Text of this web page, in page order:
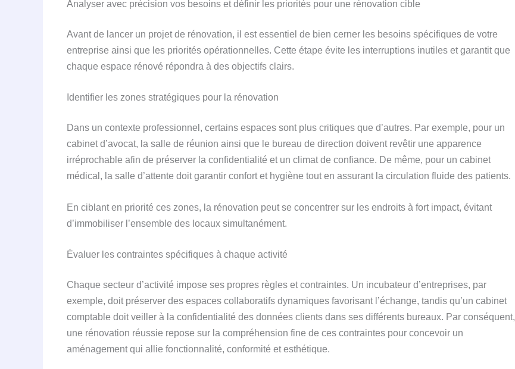
Analyser avec précision vos besoins et définir les priorités pour une rénovation cible
Avant de lancer un projet de rénovation, il est essentiel de bien cerner les besoins spécifiques de votre
entreprise ainsi que les priorités opérationnelles. Cette étape évite les interruptions inutiles et garantit que
chaque espace rénové répondra à des objectifs clairs.
Identifier les zones stratégiques pour la rénovation
Dans un contexte professionnel, certains espaces sont plus critiques que d’autres. Par exemple, pour un
cabinet d’avocat, la salle de réunion ainsi que le bureau de direction doivent revêtir une apparence
irréprochable afin de préserver la confidentialité et un climat de confiance. De même, pour un cabinet
médical, la salle d’attente doit garantir confort et hygiène tout en assurant la circulation fluide des patients.
En ciblant en priorité ces zones, la rénovation peut se concentrer sur les endroits à fort impact, évitant
d’immobiliser l’ensemble des locaux simultanément.
Évaluer les contraintes spécifiques à chaque activité
Chaque secteur d’activité impose ses propres règles et contraintes. Un incubateur d’entreprises, par
exemple, doit préserver des espaces collaboratifs dynamiques favorisant l’échange, tandis qu’un cabinet
comptable doit veiller à la confidentialité des données clients dans ses différents bureaux. Par conséquent,
une rénovation réussie repose sur la compréhension fine de ces contraintes pour concevoir un
aménagement qui allie fonctionnalité, conformité et esthétique.